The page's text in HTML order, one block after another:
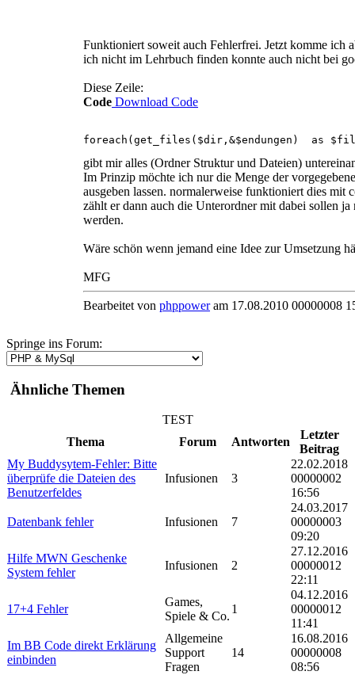
Funktioniert soweit auch Fehlerfrei. Jetzt komme ich
ich nicht im Lehrbuch finden konnte auch nicht bei
Diese Zeile:
Code Download Code
foreach(get_files($dir,&$endungen) as
gibt mir alles (Ordner Struktur und Dateien)
Im Prinzip möchte ich nur die Menge der
ausgeben lassen. normalerweise funktioniert dies mit
zählt er dann auch die Unterordner mit dabei sollen ja
werden.
Wäre schön wenn jemand eine Idee zur Umsetzung
MFG
Bearbeitet von phppoweram 17.08.2010 00000008
Springe ins Forum:
Ähnliche Themen
TEST
Thema
Forum Antworten
Letzter
Beitrag
My Buddysytem-Fehler: Bitte
überprüfe die Dateien des
Benutzerfeldes
Infusionen 3
22.02.2018
00000002
16:56
Datenbank fehler Infusionen 7
24.03.2017
00000003
09:20
Hilfe MWN Geschenke
System fehler
Infusionen 2
27.12.2016
00000012
22:11
17+4 Fehler
Games,
Spiele & Co.
1
04.12.2016
00000012
11:41
Im BB Code direkt Erklärung
einbinden
Allgemeine
Support
Fragen
14
16.08.2016
00000008
08:56